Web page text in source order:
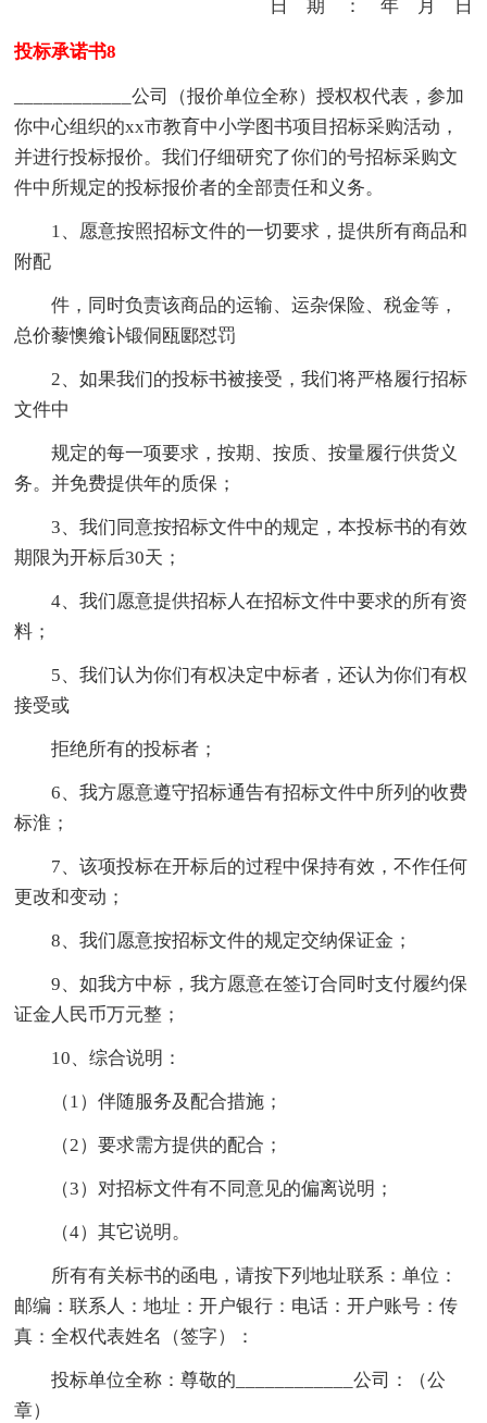
日 期 ： 年 月 日
投标承诺书8
____________公司（报价单位全称）授权权代表，参加
你中心组织的xx市教育中小学图书项目招标采购活动，
并进行投标报价。我们仔细研究了你们的号招标采购文
件中所规定的投标报价者的全部责任和义务。
1、愿意按照招标文件的一切要求，提供所有商品和
附配
件，同时负责该商品的运输、运杂保险、税金等，
总价藜懊飨讣锻侗瓯郾怼罚
2、如果我们的投标书被接受，我们将严格履行招标
文件中
规定的每一项要求，按期、按质、按量履行供货义
务。并免费提供年的质保；
3、我们同意按招标文件中的规定，本投标书的有效
期限为开标后30天；
4、我们愿意提供招标人在招标文件中要求的所有资
料；
5、我们认为你们有权决定中标者，还认为你们有权
接受或
拒绝所有的投标者；
6、我方愿意遵守招标通告有招标文件中所列的收费
标淮；
7、该项投标在开标后的过程中保持有效，不作任何
更改和变动；
8、我们愿意按招标文件的规定交纳保证金；
9、如我方中标，我方愿意在签订合同时支付履约保
证金人民币万元整；
10、综合说明：
（1）伴随服务及配合措施；
（2）要求需方提供的配合；
（3）对招标文件有不同意见的偏离说明；
（4）其它说明。
所有有关标书的函电，请按下列地址联系：单位：
邮编：联系人：地址：开户银行：电话：开户账号：传
真：全权代表姓名（签字）：
投标单位全称：尊敬的____________公司：（公
章）